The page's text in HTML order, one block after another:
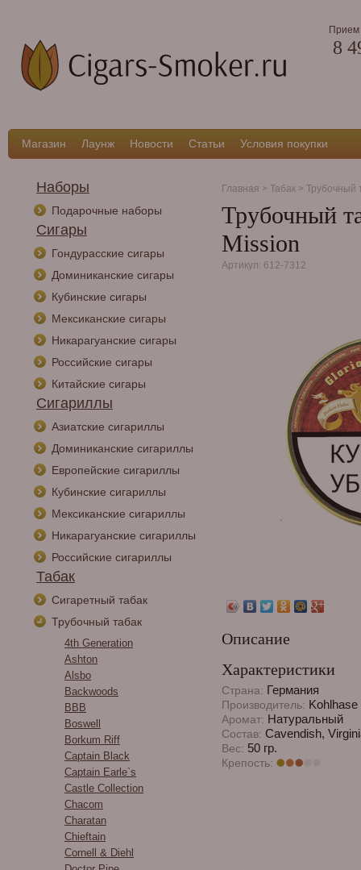
Прием
8
Магазин Лаунж Новости Статьи Условия покупки
Наборы
Подарочные наборы
Сигары
Гондурасские сигары
Доминиканские сигары
Кубинские сигары
Мексиканские сигары
Никарагуанские сигары
Российские сигары
Китайские сигары
Сигариллы
Азиатские сигариллы
Доминиканские сигариллы
Европейские сигариллы
Кубинские сигариллы
Мексиканские сигариллы
Никарагуанские сигариллы
Российские сигариллы
Табак
Сигаретный табак
Трубочный табак
4th Generation
Ashton
Alsbo
Backwoods
BBB
Boswell
Borkum Riff
Captain Black
Captain Earle`s
Castle Collection
Chacom
Charatan
Chieftain
Cornell & Diehl
Главная > Табак > Трубочный
Трубочный
Mission
Артикул: 612-7312
Описание
Характеристики
Страна: Германия
Производитель:
Аромат: Натуральный
Состав: Cavendish,
Вес: 50 гр.
Крепость: